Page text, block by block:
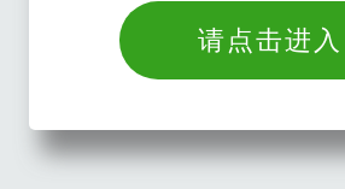
请点击进入